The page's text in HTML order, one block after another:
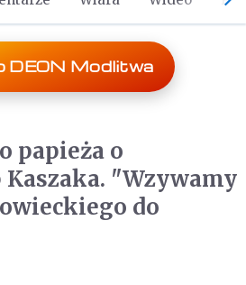
DEON Modlitwa
papieża o
Kaszaka. "Wzywamy
do